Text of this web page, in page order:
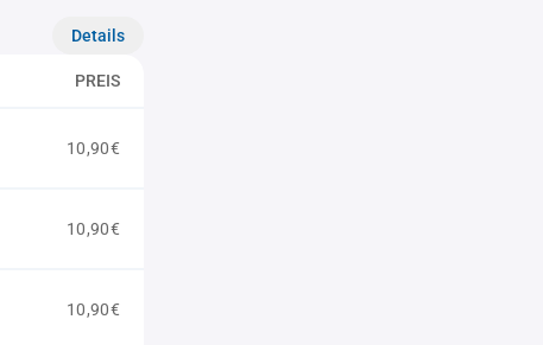
Details
PREIS
10,90€
10,90€
10,90€